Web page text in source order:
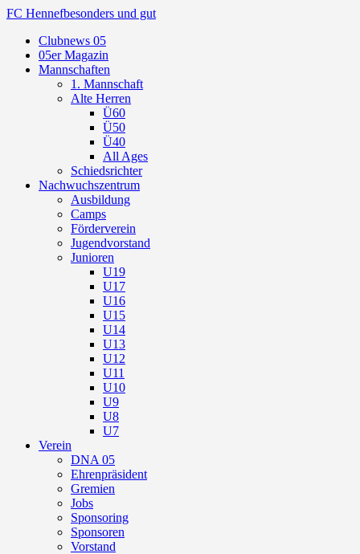
FC Hennefbesonders und gut
Clubnews 05
05er Magazin
Mannschaften
1. Mannschaft
Alte Herren
Ü60
Ü50
Ü40
All Ages
Schiedsrichter
Nachwuchszentrum
Ausbildung
Camps
Förderverein
Jugendvorstand
Junioren
U19
U17
U16
U15
U14
U13
U12
U11
U10
U9
U8
U7
Verein
DNA 05
Ehrenpräsident
Gremien
Jobs
Sponsoring
Sponsoren
Vorstand